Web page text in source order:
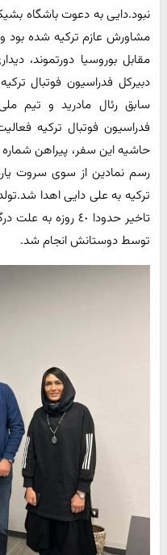
نبود.دایی به دعوت باشگاه
مشاورش عازم ترکیه شده بود و
مقابل بوروسیا دورتموند،
دبیرکل فدراسیون فوتبال
سابق رئال مادرید و تیم
فدراسیون فوتبال ترکیه
رسم نمادین از سوی سروت
تاخیر حدودا ٤٠
توسط دوستانش انجام شد.